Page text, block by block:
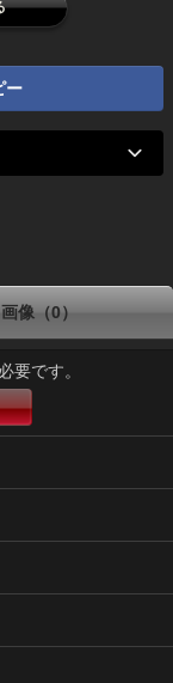
ー
画像（0）
要です。